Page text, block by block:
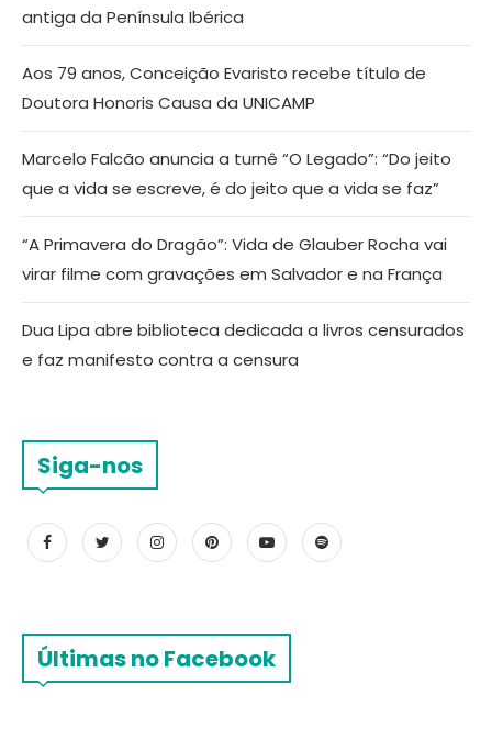
antiga da Península Ibérica
Aos 79 anos, Conceição Evaristo recebe título de
Doutora Honoris Causa da UNICAMP
Marcelo Falcão anuncia a turnê “O Legado”: “Do jeito
que a vida se escreve, é do jeito que a vida se faz”
“A Primavera do Dragão”: Vida de Glauber Rocha vai
virar filme com gravações em Salvador e na França
Dua Lipa abre biblioteca dedicada a livros censurados
e faz manifesto contra a censura
Siga-nos
Últimas no Facebook